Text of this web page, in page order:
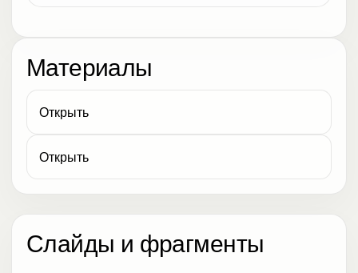
Материалы
Открыть
Открыть
Слайды и фрагменты